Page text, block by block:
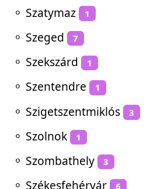
⚬ Szatymaz 1
⚬ Szeged 7
⚬ Szekszárd 1
⚬ Szentendre 1
⚬ Szigetszentmiklós 3
⚬ Szolnok 1
⚬ Szombathely 3
⚬ Székesfehérvár 6